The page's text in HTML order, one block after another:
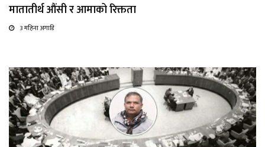
मातातीर्थ औंसी र आमाको रिक्तता
3 महिना अगाडि